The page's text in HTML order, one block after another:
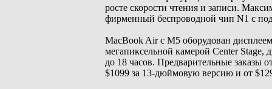
росте скорости чтения и записи.
фирменный беспроводной чип N1 с
MacBook Air с M5 оборудован
мегапиксельной камерой Center Stage,
до 18 часов. Предварительные заказы
$1099 за 13-дюймовую версию и от